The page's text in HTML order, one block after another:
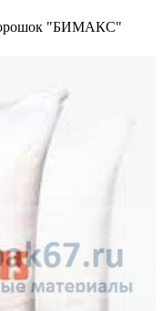
"БИМАКС"